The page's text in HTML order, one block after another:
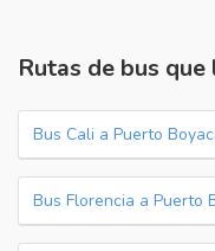
Rutas de bus
Bus Cali a Puerto
Bus Florencia a Puerto